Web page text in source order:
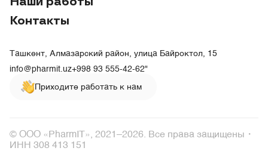
Наши работы
Контакты
Ташкент, Алмазарский район, улица Байроктол, 15
info@pharmit.uz+998 93 555-42-62"
Приходите работать к нам
© ООО «PharmIT», 2021–2026. Все права защищены・
ИНН 308 413 151